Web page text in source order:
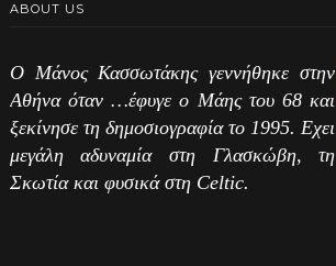
ABOUT US
Ο Μάνος Κασσωτάκης γεννήθηκε στην
Αθήνα όταν …έφυγε ο Μάης του 68 και
ξεκίνησε τη δημοσιογραφία το 1995. Εχει
μεγάλη αδυναμία στη Γλασκώβη, τη
Σκωτία και φυσικά στη Celtic.